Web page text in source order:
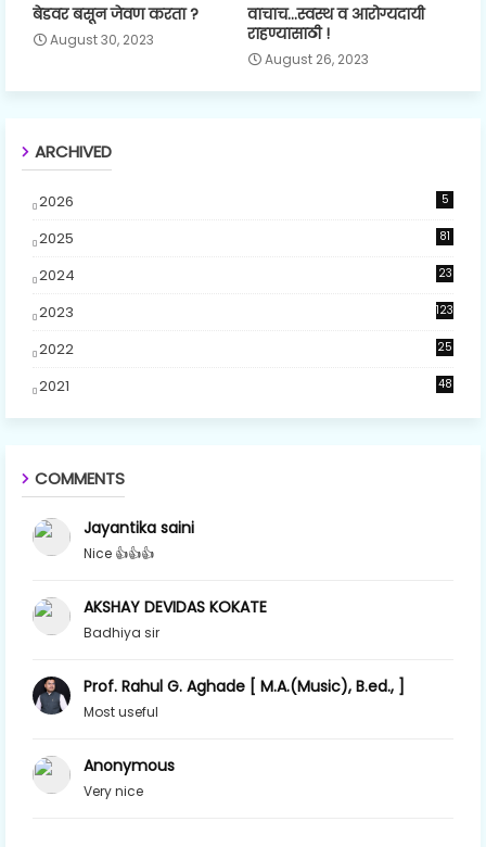
बेडवर बसून जेवण करता ?
August 30, 2023
वाचाच...स्वस्थ व आरोग्यदायी
राहण्यासाठी !
August 26, 2023
ARCHIVED
2026 5
2025 81
2024
23
2023 123
2022 25
2021 48
COMMENTS
Jayantika saini
Nice 👍👍👍
AKSHAY DEVIDAS KOKATE
Badhiya sir
Prof. Rahul G. Aghade [ M.A.(Music), B.ed., ]
Most useful
Anonymous
Very nice